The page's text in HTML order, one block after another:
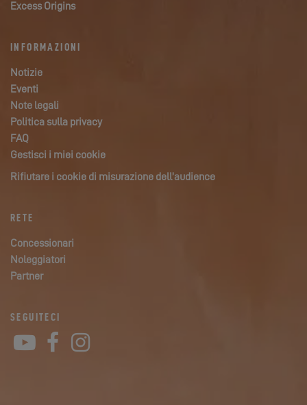
Excess Origins
INFORMAZIONI
Notizie
Eventi
Note legali
Politica sulla privacy
FAQ
Gestisci i miei cookie
Rifiutare i cookie di misurazione dell’audience
RETE
Concessionari
Noleggiatori
Partner
SEGUITECI
YouTube
Facebook
Instagram